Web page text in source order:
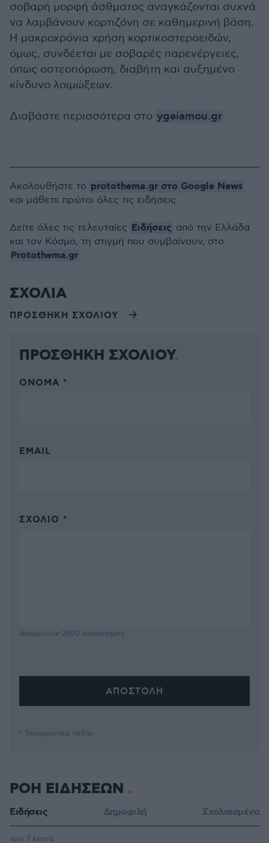
σοβαρή μορφή άσθματος αναγκάζονται συχνά
να λαμβάνουν κορτιζόνη σε καθημερινή βάση.
Η μακροχρόνια χρήση κορτικοστεροειδών,
όμως, συνδέεται με σοβαρές παρενέργειες,
όπως οστεοπόρωση, διαβήτη και αυξημένο
κίνδυνο λοιμώξεων.
Διαβάστε περισσότερα στο ygeiamou.gr
Ακολουθήστε το protothema.gr στο Google News
και μάθετε πρώτοι όλες τις ειδήσεις
Δείτε όλες τις τελευταίες Ειδήσεις από την Ελλάδα
και τον Κόσμο, τη στιγμή που συμβαίνουν, στο
Protothema.gr
ΣΧΟΛΙΑ
ΠΡΟΣΘΗΚΗ ΣΧΟΛΙΟΥ
ΠΡΟΣΘΗΚΗ ΣΧΟΛΙΟΥ
ΌΝΟΜΑ *
EMAIL
ΣΧΌΛΙΟ *
Απομένουν 2500 χαρακτήρες
* Υποχρεωτικά πεδία
ΡΟΗ ΕΙΔΗΣΕΩΝ
Ειδήσεις Δημοφιλή Σχολιασμένα
πριν 7 λεπτά